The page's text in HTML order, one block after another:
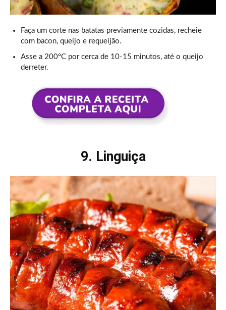
Faça um corte nas batatas previamente cozidas, recheie
com bacon, queijo e requeijão.
Asse a 200°C por cerca de 10-15 minutos, até o queijo
derreter.
9. Linguiça